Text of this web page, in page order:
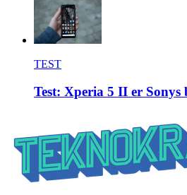
TEST
Test: Xperia 5 II er Sonys